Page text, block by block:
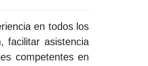
en todos los
facilitar asistencia
competentes en